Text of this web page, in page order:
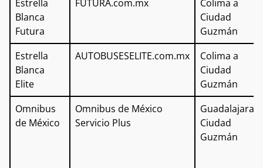
Estrella
Blanca
Futura
FUTURA.com.mx
Colima a
Ciudad
Guzmán
Estrella
Blanca
Elite
AUTOBUSESELITE.com.mx
Colima a
Ciudad
Guzmán
Omnibus
de México
Omnibus de México
Servicio Plus
Guadalajara a
Ciudad
Guzmán